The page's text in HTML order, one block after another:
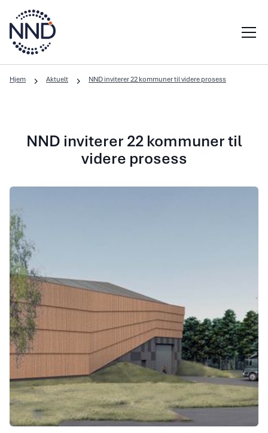
Hjem Aktuelt NND inviterer 22 kommuner til videre prosess
NND inviterer 22 kommuner til
videre prosess